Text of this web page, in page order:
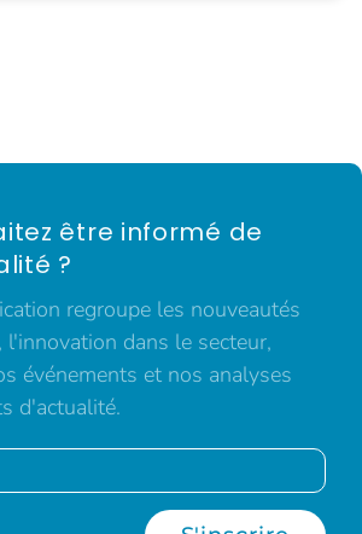
être informé de
?
regroupe les nouveautés
l'innovation dans le secteur,
événements et nos analyses
d'actualité.